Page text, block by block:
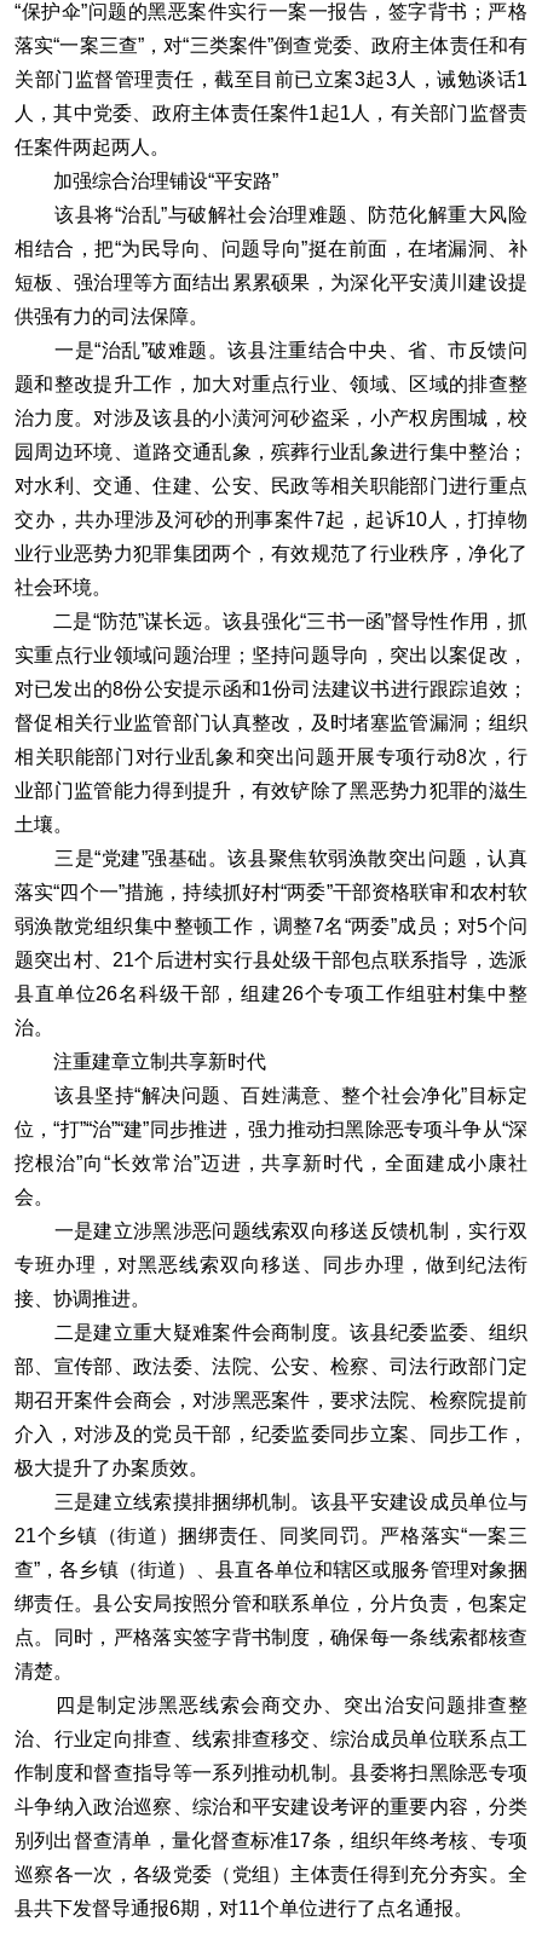
“保护伞”问题的黑恶案件实行一案一报告，签字背书；严格
落实“一案三查”，对“三类案件”倒查党委、政府主体责任和有
关部门监督管理责任，截至目前已立案3起3人，诫勉谈话1
人，其中党委、政府主体责任案件1起1人，有关部门监督责
任案件两起两人。
加强综合治理铺设“平安路”
该县将“治乱”与破解社会治理难题、防范化解重大风险
相结合，把“为民导向、问题导向”挺在前面，在堵漏洞、补
短板、强治理等方面结出累累硕果，为深化平安潢川建设提
供强有力的司法保障。
一是“治乱”破难题。该县注重结合中央、省、市反馈问
题和整改提升工作，加大对重点行业、领域、区域的排查整
治力度。对涉及该县的小潢河河砂盗采，小产权房围城，校
园周边环境、道路交通乱象，殡葬行业乱象进行集中整治；
对水利、交通、住建、公安、民政等相关职能部门进行重点
交办，共办理涉及河砂的刑事案件7起，起诉10人，打掉物
业行业恶势力犯罪集团两个，有效规范了行业秩序，净化了
社会环境。
二是“防范”谋长远。该县强化“三书一函”督导性作用，抓
实重点行业领域问题治理；坚持问题导向，突出以案促改，
对已发出的8份公安提示函和1份司法建议书进行跟踪追效；
督促相关行业监管部门认真整改，及时堵塞监管漏洞；组织
相关职能部门对行业乱象和突出问题开展专项行动8次，行
业部门监管能力得到提升，有效铲除了黑恶势力犯罪的滋生
土壤。
三是“党建”强基础。该县聚焦软弱涣散突出问题，认真
落实“四个一”措施，持续抓好村“两委”干部资格联审和农村软
弱涣散党组织集中整顿工作，调整7名“两委”成员；对5个问
题突出村、21个后进村实行县处级干部包点联系指导，选派
县直单位26名科级干部，组建26个专项工作组驻村集中整
治。
注重建章立制共享新时代
该县坚持“解决问题、百姓满意、整个社会净化”目标定
位，“打”“治”“建”同步推进，强力推动扫黑除恶专项斗争从“深
挖根治”向“长效常治”迈进，共享新时代，全面建成小康社
会。
一是建立涉黑涉恶问题线索双向移送反馈机制，实行双
专班办理，对黑恶线索双向移送、同步办理，做到纪法衔
接、协调推进。
二是建立重大疑难案件会商制度。该县纪委监委、组织
部、宣传部、政法委、法院、公安、检察、司法行政部门定
期召开案件会商会，对涉黑恶案件，要求法院、检察院提前
介入，对涉及的党员干部，纪委监委同步立案、同步工作，
极大提升了办案质效。
三是建立线索摸排捆绑机制。该县平安建设成员单位与
21个乡镇（街道）捆绑责任、同奖同罚。严格落实“一案三
查”，各乡镇（街道）、县直各单位和辖区或服务管理对象捆
绑责任。县公安局按照分管和联系单位，分片负责，包案定
点。同时，严格落实签字背书制度，确保每一条线索都核查
清楚。
四是制定涉黑恶线索会商交办、突出治安问题排查整
治、行业定向排查、线索排查移交、综治成员单位联系点工
作制度和督查指导等一系列推动机制。县委将扫黑除恶专项
斗争纳入政治巡察、综治和平安建设考评的重要内容，分类
别列出督查清单，量化督查标准17条，组织年终考核、专项
巡察各一次，各级党委（党组）主体责任得到充分夯实。全
县共下发督导通报6期，对11个单位进行了点名通报。